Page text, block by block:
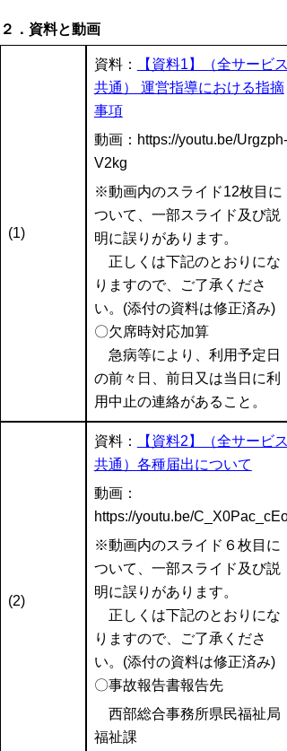
２．資料と動画
(1)
資料：
【資料1】（全サービス
共通） 運営指導における指摘
事項
動画： https://youtu.be/Urgzph-
V2kg
※動画内のスライド12枚目に
ついて、一部スライド及び説
明に誤りがあります。
正しくは下記のとおりにな
りますので、ご了承くださ
い。(添付の資料は修正済み)
〇欠席時対応加算
急病等により、利用予定日
の前々日、前日又は当日に利
用中止の連絡があること。
(2)
資料：
【資料2】（全サービス
共通）各種届出について
動画：
https://youtu.be/C_X0Pac_cEo
※動画内のスライド６枚目に
ついて、一部スライド及び説
明に誤りがあります。
正しくは下記のとおりにな
りますので、ご了承くださ
い。(添付の資料は修正済み)
〇事故報告書報告先
西部総合事務所県民福祉局
福祉課